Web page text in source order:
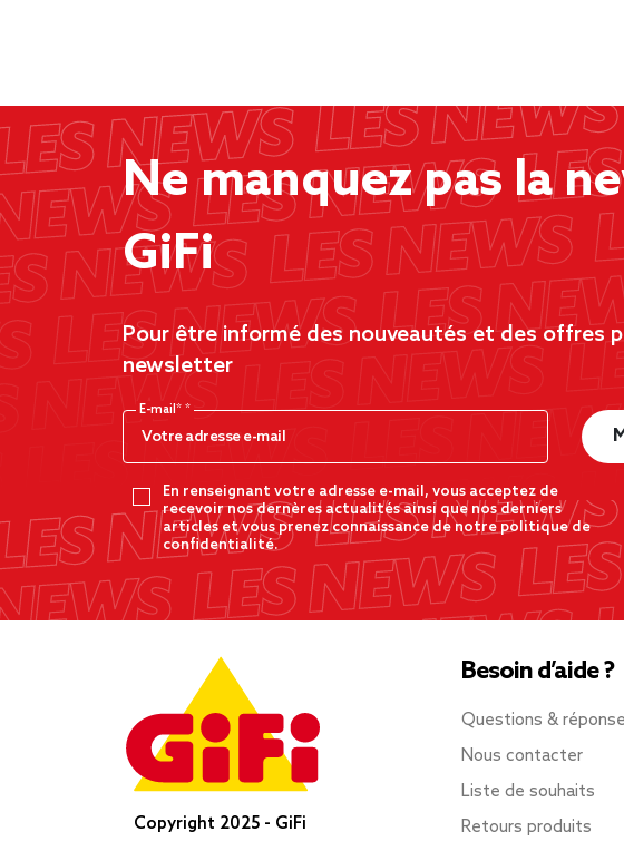
Ne manquez pas la
GiFi
Pour être informé des nouveautés et des offres
newsletter
E-mail*
En renseignant votre adresse e-mail, vous acceptez de
recevoir nos dernères actualités ainsi que nos derniers
articles et vous prenez connaissance de notre politique de
confidentialité.
Copyright 2025 - GiFi
Besoin d’aide ?
Questions &
Nous contacter
Liste de souhaits
Retours produits